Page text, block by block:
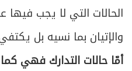
الحالات التي لا يجب فيها
والإتيان بما نسيه بل
أمّا حالات التدارك فهي